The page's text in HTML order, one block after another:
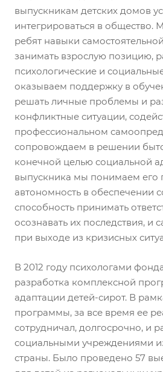
выпускникам детских домов
интегрироваться в
ребят навыки
занимать взрослую позицию,
психологические и
оказываем поддержку в
решать личные проблемы и
конфликтные ситуации,
профессиональном
сопровождаем в решении
конечной целью социальной
выпускника мы понимаем его
автономность в обеспечении
способность принимать
осознавать их последствия, и
при выходе из кризисных
В 2012 году психологами
разработка комплексной
адаптации детей-сирот. В
программы, за все время ее
сотрудничал, долгосрочно, и
социальными учреждениями
страны. Было проведено 57